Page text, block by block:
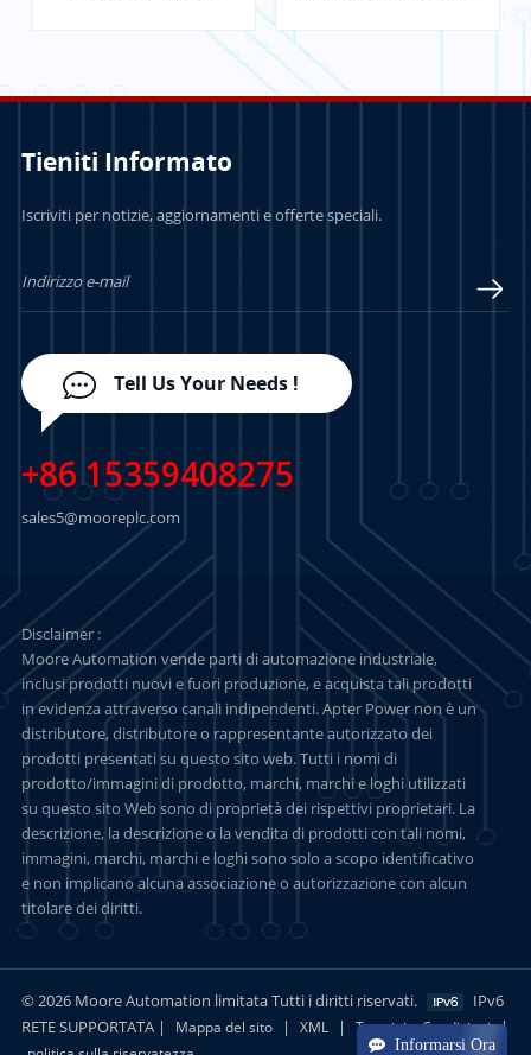
Informarsi Ora
Tieniti Informato
Iscriviti per notizie, aggiornamenti e offerte speciali.
Tell Us Your Needs !
+86 15359408275
sales5@mooreplc.com
Disclaimer :
Moore Automation vende parti di automazione industriale,
inclusi prodotti nuovi e fuori produzione, e acquista tali prodotti
in evidenza attraverso canali indipendenti. Apter Power non è un
distributore, distributore o rappresentante autorizzato dei
prodotti presentati su questo sito web. Tutti i nomi di
prodotto/immagini di prodotto, marchi, marchi e loghi utilizzati
su questo sito Web sono di proprietà dei rispettivi proprietari. La
descrizione, la descrizione o la vendita di prodotti con tali nomi,
immagini, marchi, marchi e loghi sono solo a scopo identificativo
e non implicano alcuna associazione o autorizzazione con alcun
titolare dei diritti.
© 2026 Moore Automation limitata Tutti i diritti riservati.
IPv6
RETE SUPPORTATA |
Mappa del sito | XML | Termini e Condizioni |